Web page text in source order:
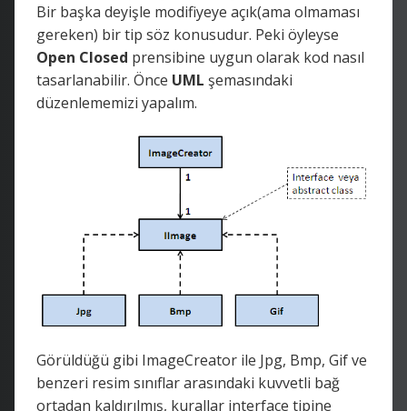
Bir başka deyişle modifiyeye açık(ama olmaması
gereken) bir tip söz konusudur. Peki öyleyse
Open Closed prensibine uygun olarak kod nasıl
tasarlanabilir. Önce UML şemasındaki
düzenlememizi yapalım.
Görüldüğü gibi ImageCreator ile Jpg, Bmp, Gif ve
benzeri resim sınıflar arasındaki kuvvetli bağ
ortadan kaldırılmış, kurallar interface tipine